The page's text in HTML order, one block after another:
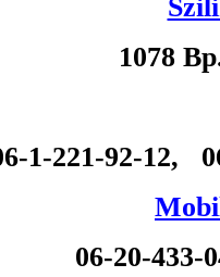
1078
1-221-92-12,
06-20-